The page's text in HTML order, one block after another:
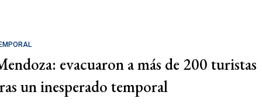
evacuaron a más de 200 turistas
un inesperado temporal